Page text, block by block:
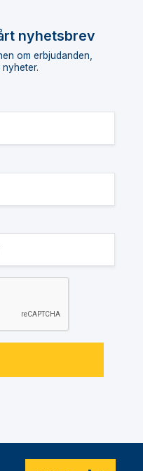
nyhetsbrev
om erbjudanden,